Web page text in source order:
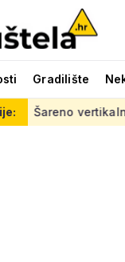
Gradilište
selo: